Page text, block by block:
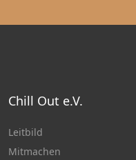
Chill Out e.V.
Leitbild
Mitmachen